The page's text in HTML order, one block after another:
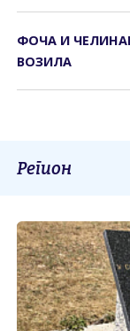
ФОЧА И
ВОЗИЛА
Регион